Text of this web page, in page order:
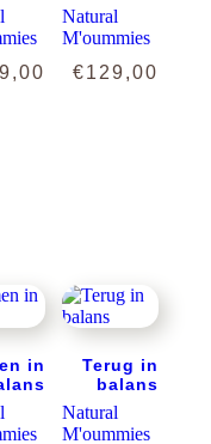
Natural
M'oummies
€129,00
in
Terug in
balans
Natural
M'oummies